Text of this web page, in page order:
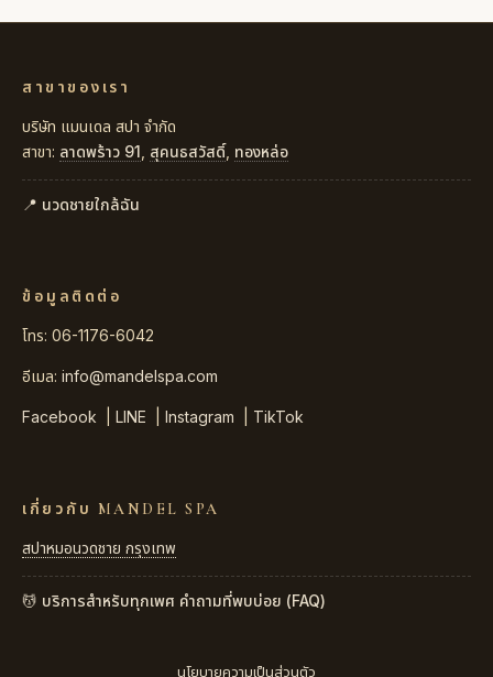
สาขาของเรา
บริษัท แมนเดล สปา จำกัด
สาขา: ลาดพร้าว 91 สุคนธสวัสดิ์ ทองหล่อ
📍 นวดชายใกล้ฉัน
ข้อมูลติดต่อ
โทร: 06-1176-6042
อีเมล: info@mandelspa.com
Facebook LINE Instagram TikTok
เกี่ยวกับ MANDEL SPA
สปาหมอนวดชาย กรุงเทพ
💆 บริการสำหรับทุกเพศ คำถามที่พบบ่อย (FAQ)
นโยบายความเป็นส่วนตัว